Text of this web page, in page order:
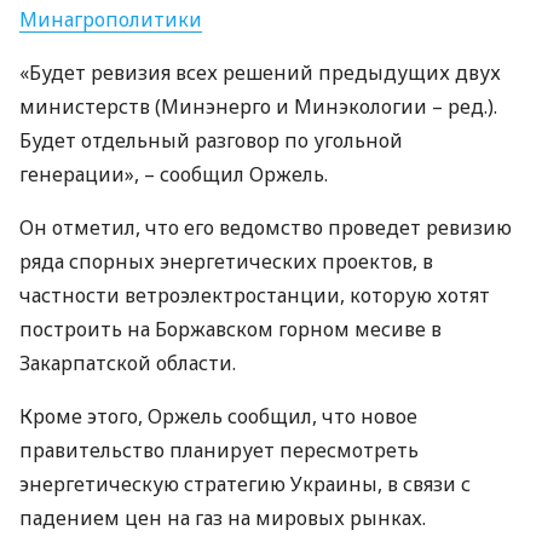
Минагрополитики
«Будет ревизия всех решений предыдущих двух
министерств (Минэнерго и Минэкологии – ред.).
Будет отдельный разговор по угольной
генерации», – сообщил Оржель.
Он отметил, что его ведомство проведет ревизию
ряда спорных энергетических проектов, в
частности ветроэлектростанции, которую хотят
построить на Боржавском горном месиве в
Закарпатской области.
Кроме этого, Оржель сообщил, что новое
правительство планирует пересмотреть
энергетическую стратегию Украины, в связи с
падением цен на газ на мировых рынках.